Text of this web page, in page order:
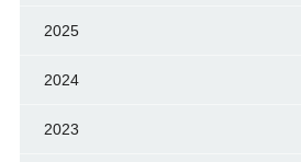
2025
2024
2023